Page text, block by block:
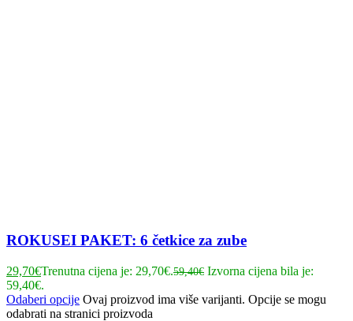
ROKUSEI PAKET: 6 četkice za zube
29,70€Trenutna cijena je: 29,70€.59,40€ Izvorna cijena bila je:
59,40€.
Odaberi opcije Ovaj proizvod ima više varijanti. Opcije se mogu
odabrati na stranici proizvoda